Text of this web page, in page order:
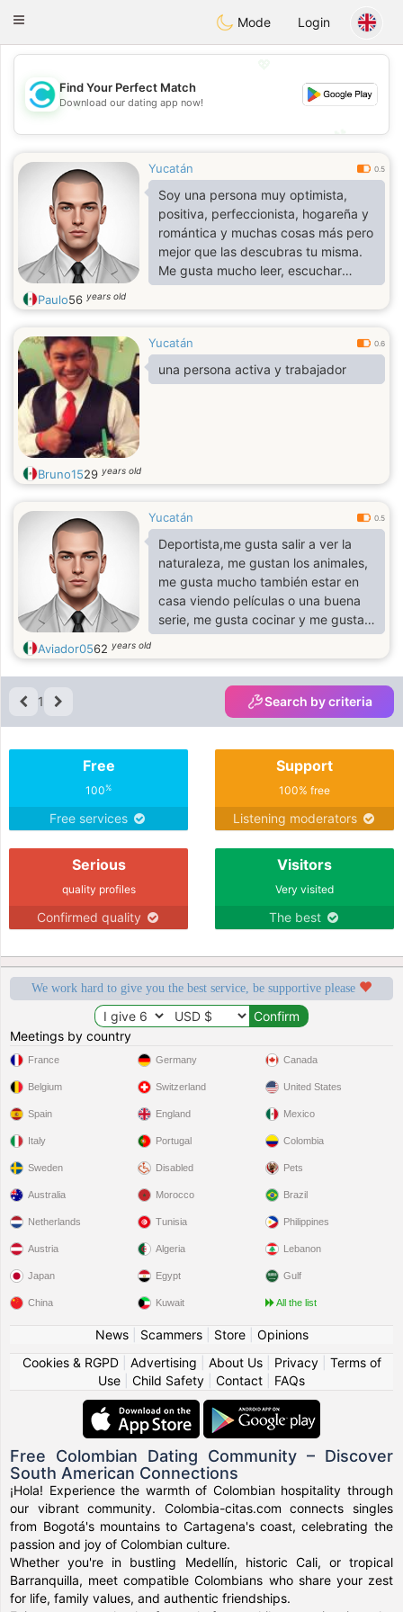
olombiaCitas
Toggle
Mode Login
💖
💕
Find Your Perfect Match
Download our dating app now!
Yucatán 0.5
Soy una persona muy optimista,
positiva, perfeccionista, hogareña y
romántica y muchas cosas más pero
mejor que las descubras tu misma.
Me gusta mucho leer, escuchar
musica, adoro viajar, caminar y
andar en bicicleta. No bebo ni fumo,
tener hijos. No tengo religión. No me
gustan las mentiras ni por muy
pequeña que sea. Adoro la
Paulo56 years old
Yucatán 0.6
una persona activa y trabajador
Bruno1529 years old
Yucatán 0.5
Deportista,me gusta salir a ver la
naturaleza, me gustan los animales,
me gusta mucho también estar en
casa viendo películas o una buena
serie, me gusta cocinar y me gusta
estar bien pegadito a mi pareja en
todo momento.
Aviador0562 years old
1 Search by criteria
Free
100%
Free services
Support
100% free
Listening moderators
Serious
quality profiles
Confirmed quality
Visitors
Very visited
The best
We work hard to give you the best service, be supportive please
Meetings by country
France
Belgium
Spain
Italy
Sweden
Germany
Switzerland
England
Portugal
Disabled
Canada
United States
Mexico
Colombia
Pets
Australia
Netherlands
Austria
Japan
China
Morocco
Tunisia
Algeria
Egypt
Kuwait
Brazil
Philippines
Lebanon
Gulf
All the list
News| Scammers| Store| Opinions
Cookies & RGPD| Advertising About Us| Privacy| Terms of
Use
Child Safety Contact FAQs
Free Colombian Dating Community – Discover
South American Connections
¡Hola! Experience the warmth of Colombian hospitality through
our vibrant community. Colombia-citas.com connects singles
from Bogotá's mountains to Cartagena's coast, celebrating the
passion and joy of Colombian culture.
Whether you're in bustling Medellín, historic Cali, or tropical
Barranquilla, meet compatible Colombians who share your zest
for life, family values, and authentic friendships.